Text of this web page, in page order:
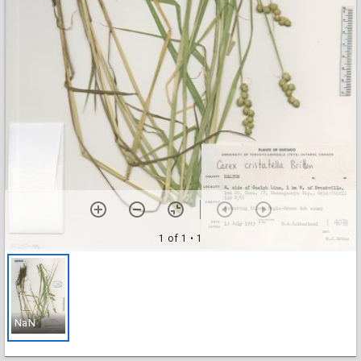
1 of 1 • 1
NaN